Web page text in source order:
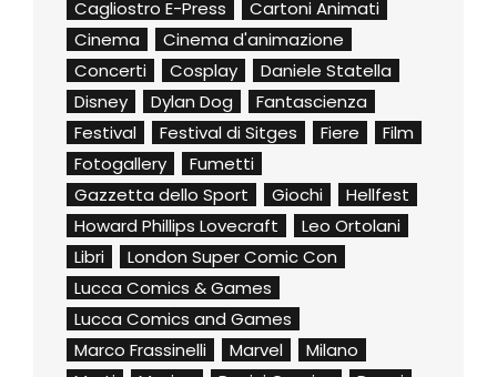
Cagliostro E-Press
Cartoni Animati
Cinema
Cinema d'animazione
Concerti
Cosplay
Daniele Statella
Disney
Dylan Dog
Fantascienza
Festival
Festival di Sitges Fiere
Film
Fotogallery
Fumetti
Gazzetta dello Sport
Giochi
Hellfest
Howard Phillips Lovecraft
Leo Ortolani
Libri
London Super Comic Con
Lucca Comics & Games
Lucca Comics and Games
Marco Frassinelli
Marvel
Milano